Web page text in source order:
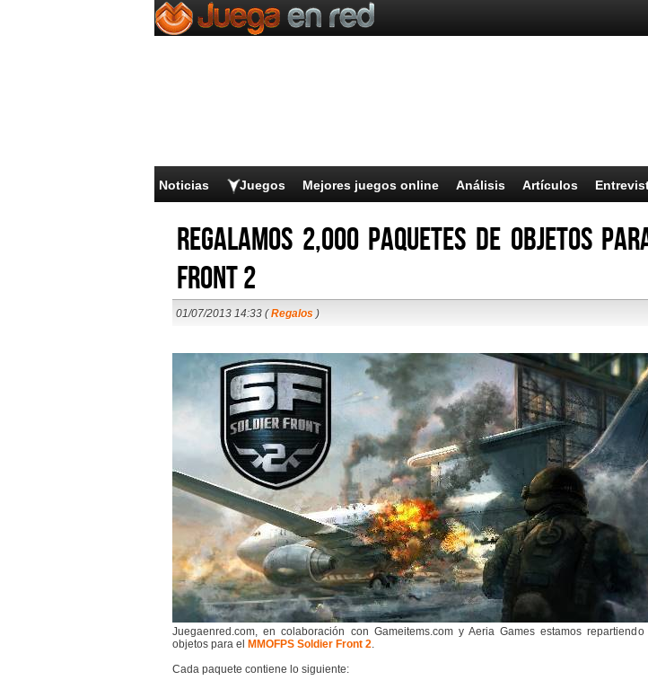
Noticias Juegos Mejores juegos online Análisis Artículos
Regalamos 2,000 paquetes de objetos
Front 2
01/07/2013 14:33 (Regalos )
Juegaenred.com, en colaboración con Gameitems.com y Aeria Games estamos
objetos para el
MMOFPS Soldier Front 2.
Cada paquete contiene lo siguiente: